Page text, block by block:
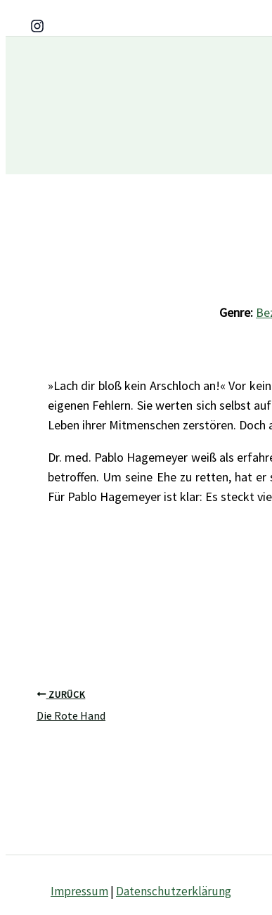
Genre:
»Lach dir bloß kein Arschloch an!« Vor
eigenen Fehlern. Sie werten sich selbst
Leben ihrer Mitmenschen zerstören.
Dr. med. Pablo Hagemeyer weiß als
betroffen. Um seine Ehe zu retten, hat
Für Pablo Hagemeyer ist klar: Es steckt
ZURÜCK
Die Rote Hand
Impressum| Datenschutzerklärung